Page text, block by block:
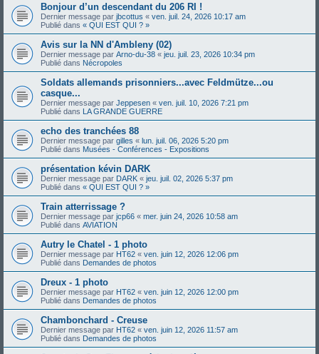
Bonjour d’un descendant du 206 RI !
Dernier message par jbcottus « ven. juil. 24, 2026 10:17 am
Publié dans « QUI EST QUI ? »
Avis sur la NN d'Ambleny (02)
Dernier message par Arno-du-38 « jeu. juil. 23, 2026 10:34 pm
Publié dans Nécropoles
Soldats allemands prisonniers...avec Feldmütze...ou
casque...
Dernier message par Jeppesen « ven. juil. 10, 2026 7:21 pm
Publié dans LA GRANDE GUERRE
echo des tranchées 88
Dernier message par gilles « lun. juil. 06, 2026 5:20 pm
Publié dans Musées - Conférences - Expositions
présentation kévin DARK
Dernier message par DARK « jeu. juil. 02, 2026 5:37 pm
Publié dans « QUI EST QUI ? »
Train atterrissage ?
Dernier message par jcp66 « mer. juin 24, 2026 10:58 am
Publié dans AVIATION
Autry le Chatel - 1 photo
Dernier message par HT62 « ven. juin 12, 2026 12:06 pm
Publié dans Demandes de photos
Dreux - 1 photo
Dernier message par HT62 « ven. juin 12, 2026 12:00 pm
Publié dans Demandes de photos
Chambonchard - Creuse
Dernier message par HT62 « ven. juin 12, 2026 11:57 am
Publié dans Demandes de photos